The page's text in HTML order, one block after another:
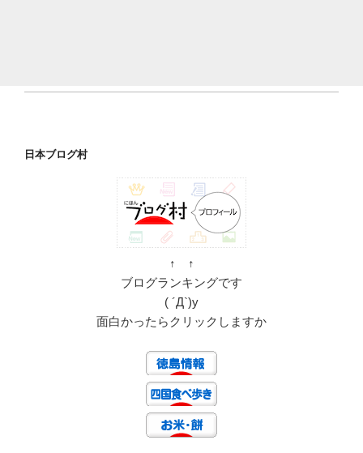
日本ブログ村
↑ ↑
ブログランキングです
( ´Д`)y
面白かったらクリックしますか